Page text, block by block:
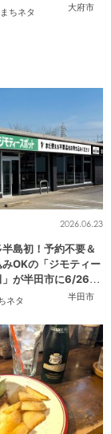
大府市
まちネタ
半田市
2026.06.23
半島初！予約不要＆
OKの「ジモティー
」が半田市に6/26
ネタ